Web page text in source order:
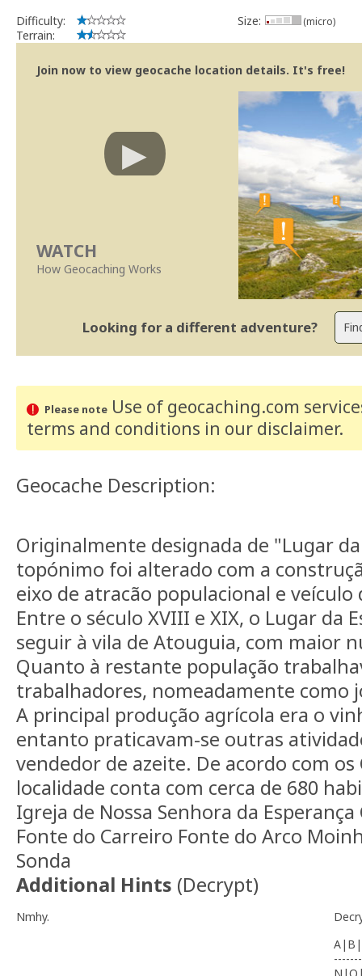
Community Volunteer Reviewer
Centro de Ajuda
Linhas Orientação
Difficulty:
Terrain:
Size: (micro)
Join now to view geocache location details. It's free!
WATCH
How Geocaching Works
Looking for a different adventure?
Please noteUse of geocaching.com
terms and conditions in our disclaimer.
Geocache Description:
Originalmente designada de "Lugar
topónimo foi alterado com a
eixo de atracão populacional e
Entre o século XVIII e XIX, o Lugar da
seguir à vila de Atouguia, com maior
Quanto à restante população
trabalhadores, nomeadamente como
A principal produção agrícola era o
entanto praticavam-se outras
vendedor de azeite. De acordo com os
localidade conta com cerca de 680
Igreja de Nossa Senhora da
Fonte do Carreiro Fonte do Arco
Sonda
Additional Hints (Decrypt)
Nmhy.